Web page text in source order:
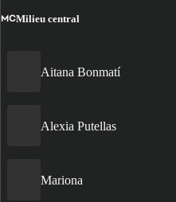
MCMilieu central
Aitana Bonmatí
Alexia Putellas
Mariona